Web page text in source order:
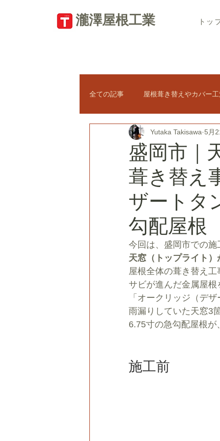
​瀧澤屋根工業 トッ
全ての記事 屋根葺き替えやカバー
瓦屋根の修理 新築屋根工事
太陽光パネル 天窓トップライ
屋根のトラブル・悪徳業者対策
盛岡市｜
葺き替え
ザートタ
勾配屋根
Yutaka Takisawa 5月
今回は、盛岡市での
天窓（トップライト
屋根全体の葺き替え
サビが進んだ金属屋
「オークリッジ（デ
雨漏りしていた天窓3
6.75寸の急勾配屋根
施工前